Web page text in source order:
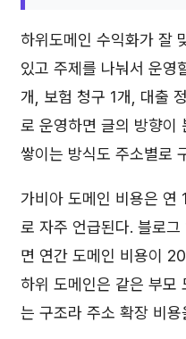
하위도메인 수익화가 잘
있고 주제를 나눠서 운영
개, 보험 청구 1개, 대출
로 운영하면 글의 방향이
쌓이는 방식도 주소별로
가비아 도메인 비용은
로 자주 언급된다. 블로
면 연간 도메인 비용이
하위 도메인은 같은 부모
는 구조라 주소 확장 비용